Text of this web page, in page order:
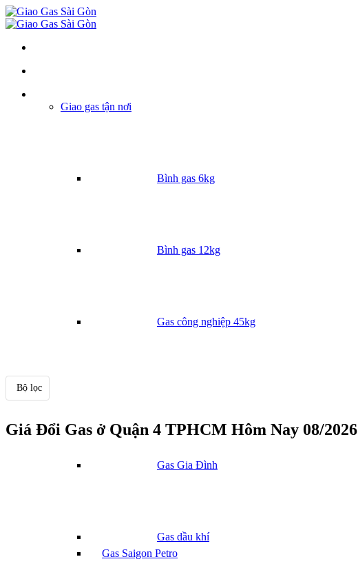
Giao gas tận nơi
Bình gas 6kg
Bình gas 12kg
Gas công nghiệp 45kg
Gas Gia Đình
Gas dầu khí
Gas Saigon Petro
Bộ lọc
Giá Đổi Gas ở Quận 4 TPHCM Hôm Nay 08/2026